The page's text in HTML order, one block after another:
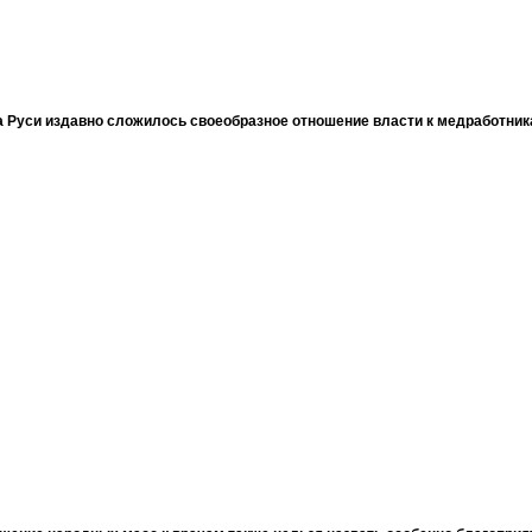
Руси издавно сложилось своеобразное отношение власти к